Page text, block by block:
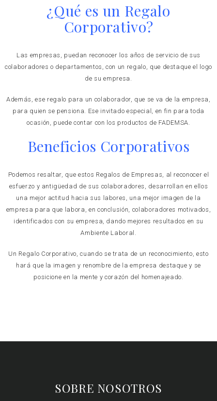
¿Qué es un Regalo
Corporativo?
Las empresas, puedan reconocer los años de servicio de sus
colaboradores o departamentos, con un regalo, que destaque el logo
de su empresa.
Además, ese regalo para un colaborador, que se va de la empresa,
para quien se pensiona. Ese invitado especial, en fin para toda
ocasión, puede contar con los productos de FADEMSA.
Beneficios Corporativos
Podemos resaltar, que estos Regalos de Empresas, al reconocer el
esfuerzo y antigüedad de sus colaboradores, desarrollan en ellos
una mejor actitud hacia sus labores, una mejor imagen de la
empresa para que labora, en conclusión, colaboradores motivados,
identificados con su empresa, dando mejores resultados en su
Ambiente Laboral.
Un Regalo Corporativo, cuando se trata de un reconocimiento, esto
hará que la imagen y renombre de la empresa destaque y se
posicione en la mente y corazón del homenajeado.
SOBRE NOSOTROS